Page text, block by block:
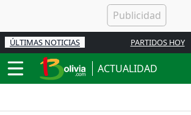
ÚLTIMAS NOTICIAS PARTIDOS HOY
ACTUALIDAD